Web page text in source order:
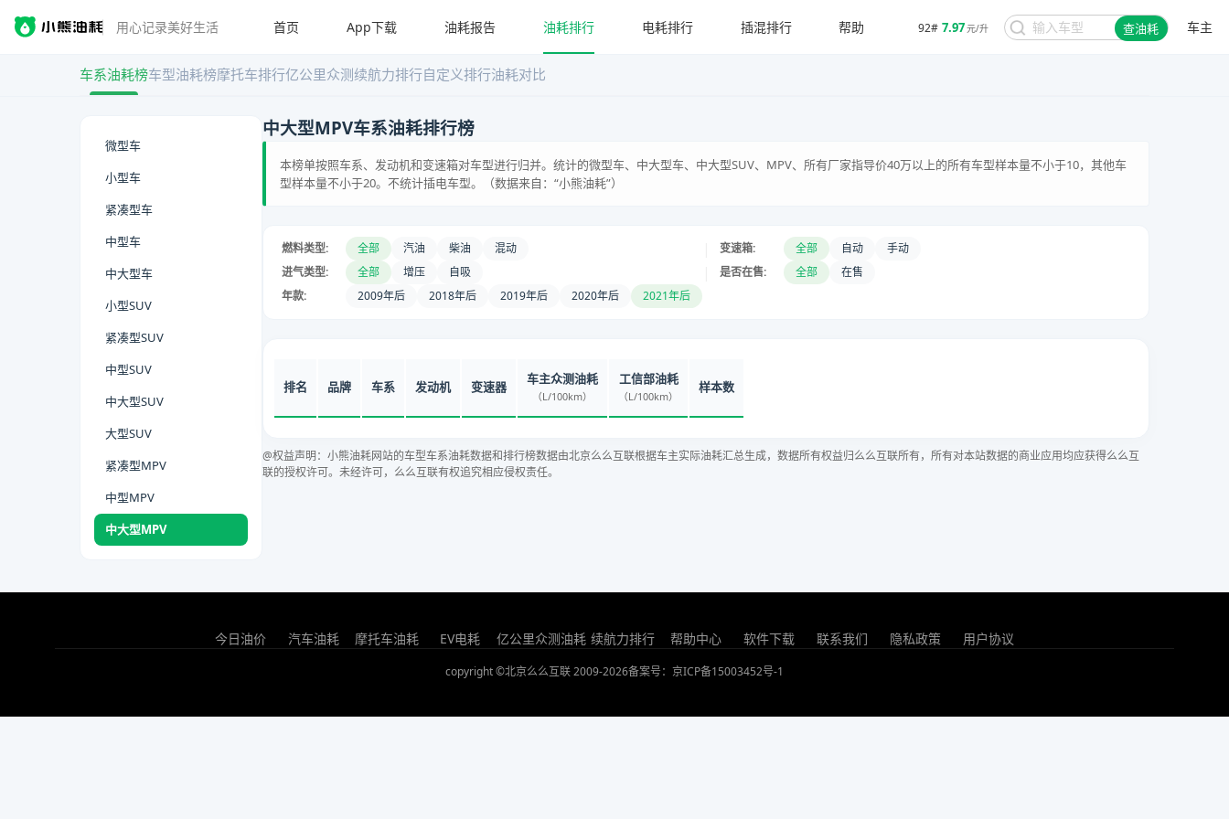
用心记录美好生活 92# 7.97元/升 查油耗 车主
首页 App下载 油耗报告 油耗排行 电耗排行 插混排行 帮助
车系油耗榜车型油耗榜摩托车排行亿公里众测续航力排行自定义排行油耗对比
微型车
小型车
紧凑型车
中型车
中大型车
小型SUV
紧凑型SUV
中型SUV
中大型SUV
大型SUV
紧凑型MPV
中型MPV
中大型MPV
中大型MPV车系油耗排行榜
本榜单按照车系、发动机和变速箱对车型进行归并。统计的微型车、中大型车、中大型SUV、MPV、所有厂家指导价40万以上的所有车型样本量不小于10，其他车
型样本量不小于20。不统计插电车型。（数据来自：“小熊油耗”）
燃料类型: 全部 汽油 柴油 混动 变速箱: 全部 自动
手动
进气类型:
全部 增压 自吸 是否在售: 全部
在售
年款:
2009年后 2018年后 2019年后 2020年后 2021年后
排名 品牌 车系 发动机 变速器 车主众测油耗
（L/100km）
工信部油耗
（L/100km）
样本数
@权益声明：小熊油耗网站的车型车系油耗数据和排行榜数据由北京么么互联根据车主实际油耗汇总生成，数据所有权益归么么互联所有，所有对本站数据的商业应用均应获得么么互
联的授权许可。未经许可，么么互联有权追究相应侵权责任。
今日油价 汽车油耗 摩托车油耗 EV电耗 亿公里众测油耗 续航力排行 帮助中心 软件下载 联系我们 隐私政策 用户协议
copyright ©北京么么互联 2009-2026备案号：京ICP备15003452号-1